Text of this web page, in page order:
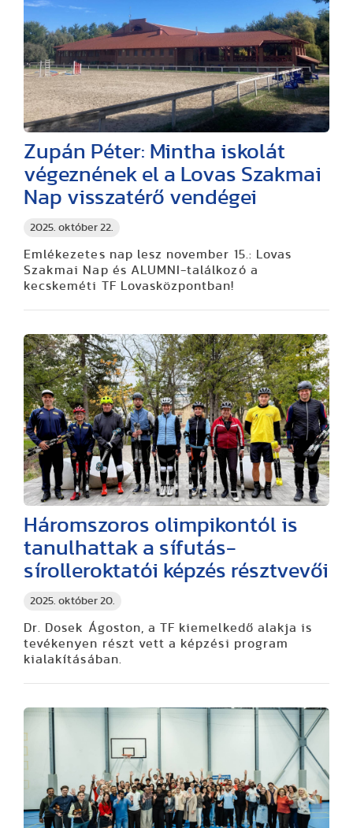
2025. október 22.
Zupán Péter: Mintha iskolát
végeznének el a Lovas Szakmai
Nap visszatérő vendégei
Emlékezetes nap lesz november 15.: Lovas
Szakmai Nap és ALUMNI-találkozó a
kecskeméti TF Lovasközpontban!
2025. október 20.
Háromszoros olimpikontól is
tanulhattak a sífutás-
sírolleroktatói képzés résztvevői
Dr. Dosek Ágoston, a TF kiemelkedő alakja is
tevékenyen részt vett a képzési program
kialakításában.